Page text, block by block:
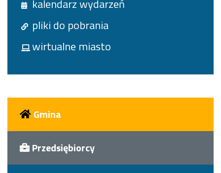
kalendarz wydarzeń
pliki do pobrania
wirtualne miasto
Gmina
Przedsiębiorcy